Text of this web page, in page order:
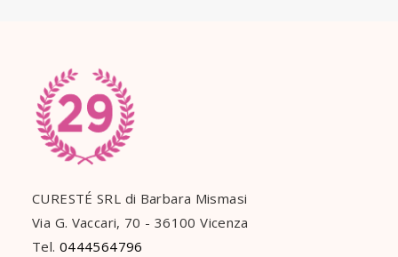
CURESTÉ SRL di Barbara Mismasi
Via G. Vaccari, 70 - 36100 Vicenza
Tel. 0444564796